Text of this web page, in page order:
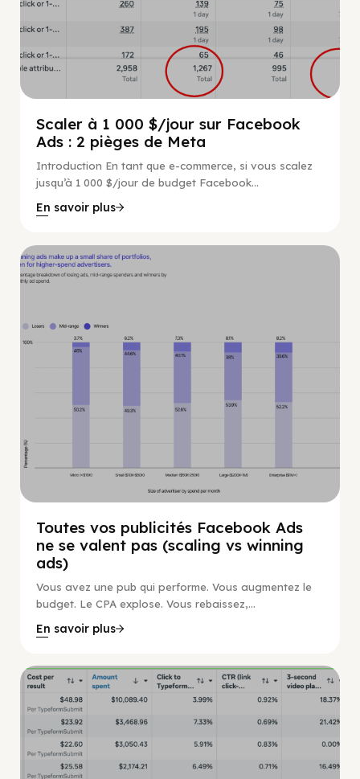
Scaler à 1 000 $/jour sur Facebook
Ads : 2 pièges de Meta
Introduction En tant que e-commerce, si vous scalez
jusqu’à 1 000 $/jour de budget Facebook...
En savoir plus
Toutes vos publicités Facebook Ads
ne se valent pas (scaling vs winning
ads)
Vous avez une pub qui performe. Vous augmentez le
budget. Le CPA explose. Vous rebaissez,...
En savoir plus